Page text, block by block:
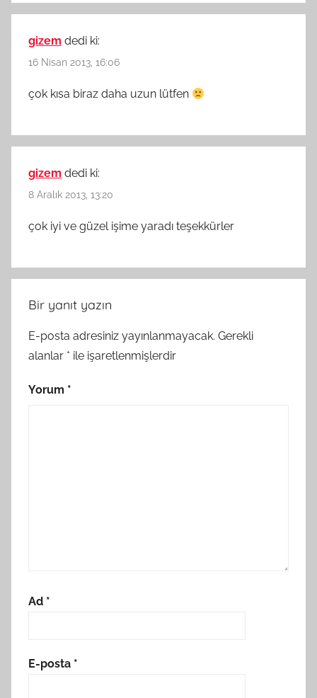
gizem dedi ki:
16 Nisan 2013, 16:06
çok kısa biraz daha uzun lütfen
gizem dedi ki:
8 Aralık 2013, 13:20
çok iyi ve güzel işime yaradı teşekkürler
Bir yanıt yazın
E-posta adresiniz yayınlanmayacak. Gerekli
alanlar * ile işaretlenmişlerdir
Yorum *
Ad *
E-posta *